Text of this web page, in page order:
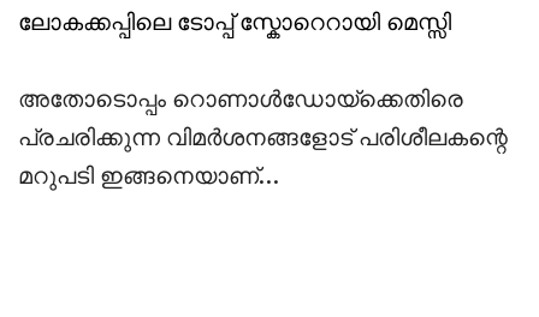
ലോകക്കപ്പിലെ ടോപ്പ് സ്കോറെറായി മെസ്സി
അതോടൊപ്പം റൊണാൾഡോയ്ക്കെതിരെ
പ്രചരിക്കുന്ന വിമർശനങ്ങളോട് പരിശീലകന്റെ
മറുപടി ഇങ്ങനെയാണ്…